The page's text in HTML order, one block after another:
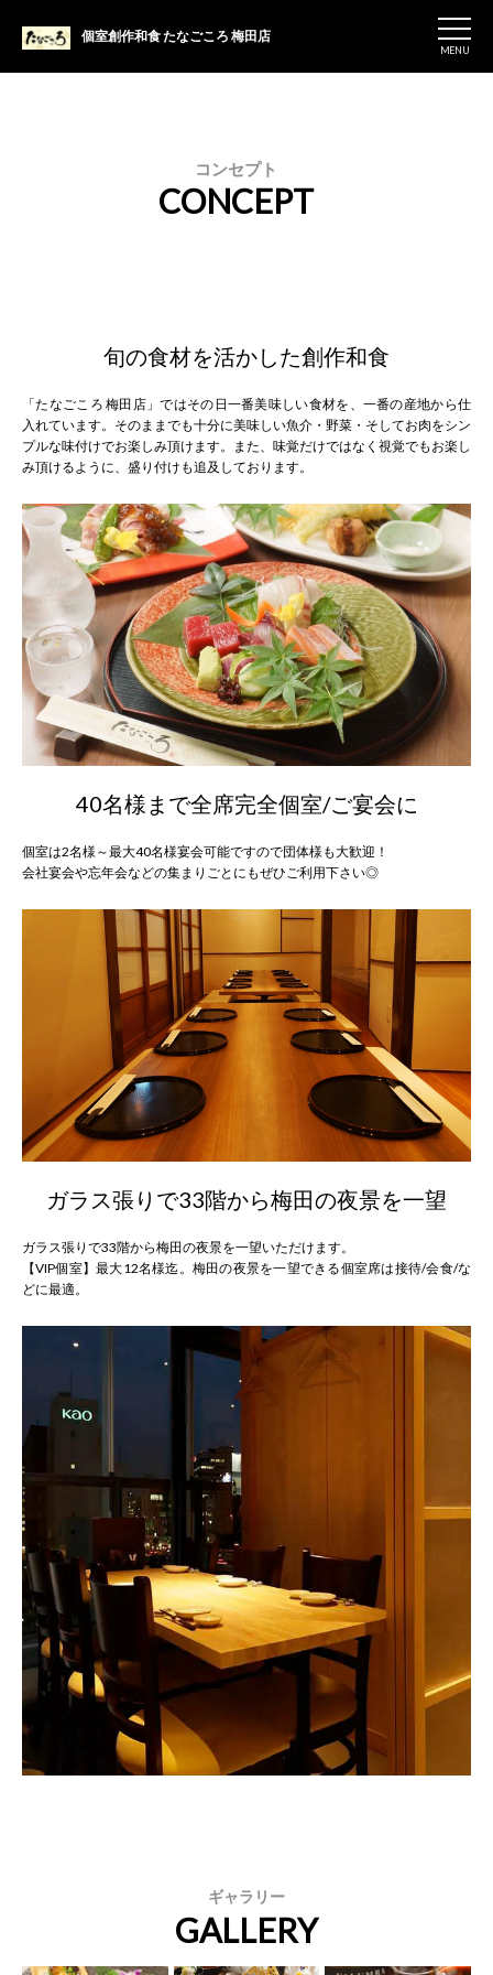
個室創作和食 たなごころ 梅田店
MENU
コンセプト
CONCEPT
旬の食材を活かした創作和食
「たなごころ 梅田店」ではその日一番美味しい食材を、一番の産地から仕
入れています。そのままでも十分に美味しい魚介・野菜・そしてお肉をシン
プルな味付けでお楽しみ頂けます。また、味覚だけではなく視覚でもお楽し
み頂けるように、盛り付けも追及しております。
40名様まで全席完全個室/ご宴会に
個室は2名様～最大40名様宴会可能ですので団体様も大歓迎！
会社宴会や忘年会などの集まりごとにもぜひご利用下さい◎
ガラス張りで33階から梅田の夜景を一望
ガラス張りで33階から梅田の夜景を一望いただけます。
【VIP個室】最大12名様迄。梅田の夜景を一望できる個室席は接待/会食/な
どに最適。
ギャラリー
GALLERY